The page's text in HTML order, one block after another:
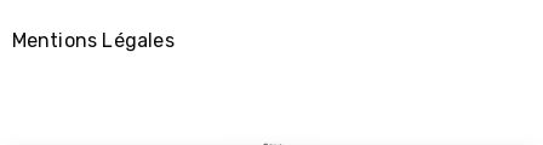
Mentions Légales